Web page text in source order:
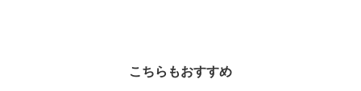
こちらもおすすめ